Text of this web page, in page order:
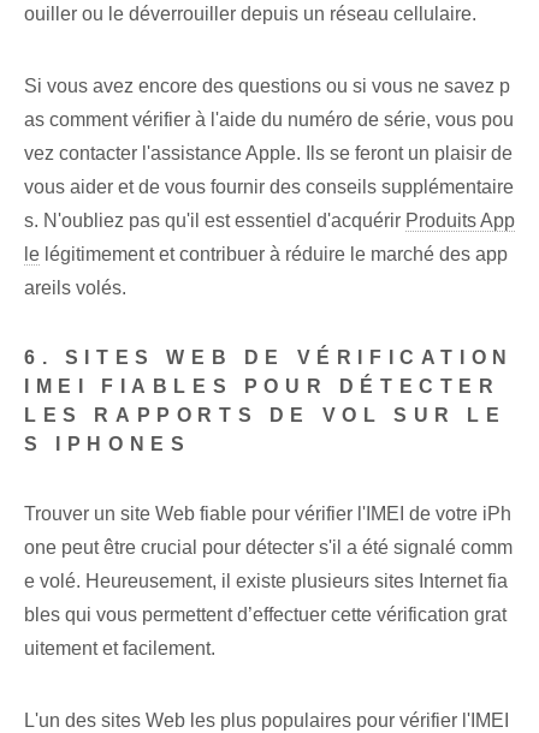
ouiller ou le déverrouiller depuis un réseau cellulaire.
Si vous avez encore des questions ou si vous ne savez p
as comment vérifier à l'aide du numéro de série, vous pou
vez contacter l'assistance Apple. Ils se feront un plaisir de
vous aider et de vous fournir des conseils supplémentaire
s. N'oubliez pas qu'il est essentiel d'acquérir Produits App
le légitimement et contribuer à réduire le marché des app
areils volés.
6. SITES WEB DE VÉRIFICATION
IMEI FIABLES POUR DÉTECTER
LES RAPPORTS DE VOL SUR LE
S IPHONES
Trouver un site Web fiable pour vérifier l'IMEI de votre iPh
one peut être crucial pour détecter s'il a été signalé comm
e volé. Heureusement, il existe plusieurs sites Internet fia
bles qui vous permettent d’effectuer cette vérification grat
uitement et facilement.
L'un des sites Web les plus populaires pour vérifier l'IMEI